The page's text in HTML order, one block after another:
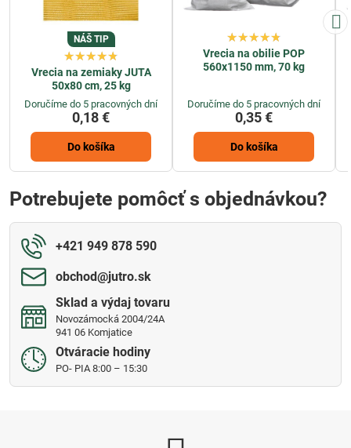
NÁŠ TIP
Vrecia na zemiaky JUTA
50x80 cm, 25 kg
Doručíme do 5 pracovných dní
0,18 €
Do košíka
Vrecia na obilie POP
560x1150 mm, 70 kg
Doručíme do 5 pracovných dní
0,35 €
Do košíka
Potrebujete pomôcť s objednávkou?
+421 949 878 590
obchod​@jutro​.sk
Sklad a výdaj tovaru
Novozámocká 2004/24A
941 06 Komjatice
Otváracie hodiny
PO- PIA 8:00 – 15:30